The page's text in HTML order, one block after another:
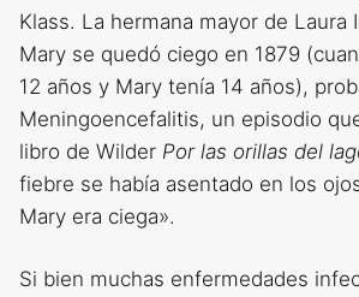
Klass. La hermana mayor de Laura
Mary se quedó ciego en 1879
12 años y Mary tenía 14 años),
Meningoencefalitis, un episodio
libro de Wilder Por las orillas del
fiebre se había asentado en los
Mary era ciega».
Si bien muchas enfermedades